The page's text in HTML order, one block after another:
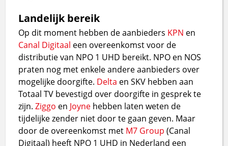
Landelijk bereik
Op dit moment hebben de aanbieders KPN en
Canal Digitaal een overeenkomst voor de
distributie van NPO 1 UHD bereikt. NPO en NOS
praten nog met enkele andere aanbieders over
mogelijke doorgifte. Delta en SKV hebben aan
Totaal TV bevestigd over doorgifte in gesprek te
zijn.Ziggo en Joyne hebben laten weten de
tijdelijke zender niet door te gaan geven. Maar
door de overeenkomst met M7 Group (Canal
Digitaal) heeft NPO 1 UHD in Nederland een